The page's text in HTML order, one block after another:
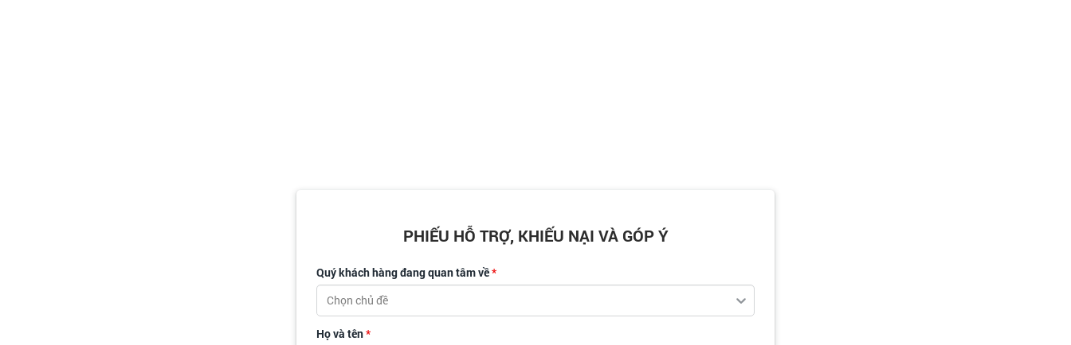
PHIẾU HỖ TRỢ, KHIẾU NẠI VÀ GÓP Ý
Quý khách hàng đang quan tâm về*
Chọn chủ đề
Họ và tên*